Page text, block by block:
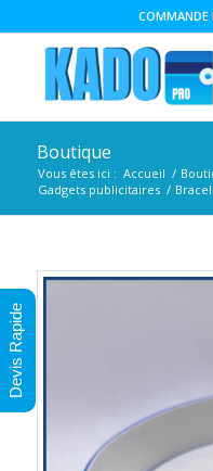
COMMANDE
Boutique
Vous êtes ici : Accueil /
Gadgets publicitaires /
Devis Rapide